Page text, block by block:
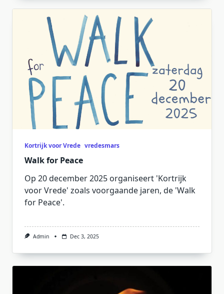
Kortrijk voor Vrede vredesmars
Walk for Peace
Op 20 december 2025 organiseert 'Kortrijk
voor Vrede' zoals voorgaande jaren, de 'Walk
for Peace'.
Admin Dec 3, 2025